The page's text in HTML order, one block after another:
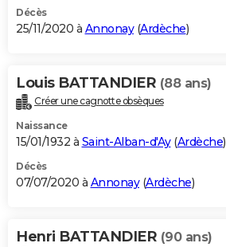
Décès
25/11/2020 à Annonay(Ardèche)
Louis BATTANDIER (88 ans)
Créer une cagnotte obsèques
Naissance
15/01/1932 à Saint-Alban-d'Ay(Ardèche)
Décès
07/07/2020 à Annonay(Ardèche)
Henri BATTANDIER (90 ans)